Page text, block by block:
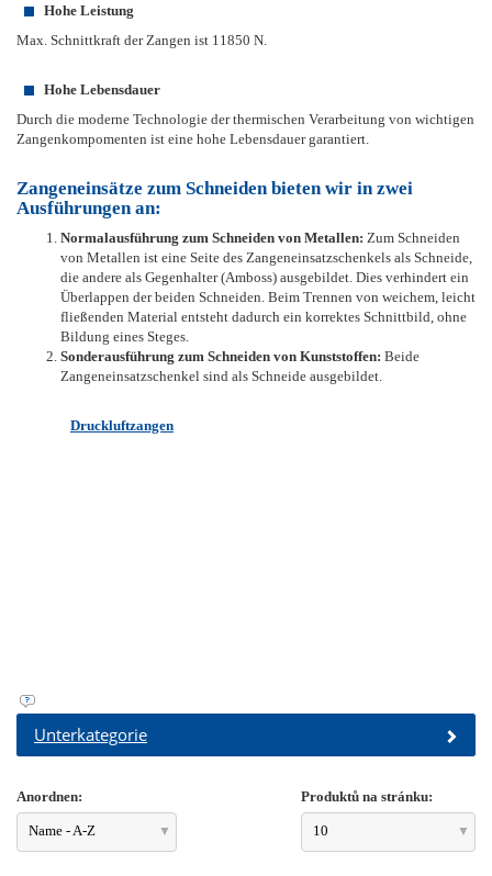
Hohe Leistung
Max. Schnittkraft der Zangen ist 11850 N.
Hohe Lebensdauer
Durch die moderne Technologie der thermischen Verarbeitung von wichtigen
Zangenkompomenten ist eine hohe Lebensdauer garantiert.
Zangeneinsätze zum Schneiden bieten wir in zwei
Ausführungen an:
Normalausführung zum Schneiden von Metallen: Zum Schneiden
von Metallen ist eine Seite des Zangeneinsatzschenkels als Schneide,
die andere als Gegenhalter (Amboss) ausgebildet. Dies verhindert ein
Überlappen der beiden Schneiden. Beim Trennen von weichem, leicht
fließenden Material entsteht dadurch ein korrektes Schnittbild, ohne
Bildung eines Steges.
Sonderausführung zum Schneiden von Kunststoffen: Beide
Zangeneinsatzschenkel sind als Schneide ausgebildet.
Druckluftzangen
Unterkategorie
Anordnen:
Name - A-Z
Produktů na stránku:
10